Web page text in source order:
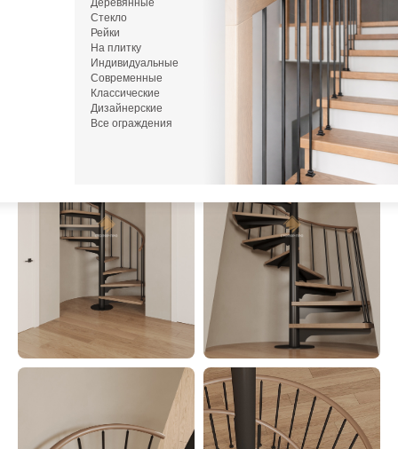
+7
Деревянные
Стекло
Рейки
На плитку
Индивидуальные
Современные
Классические
Дизайнерские
Все ограждения
или напишите нам в Telegram / MAX
До монтажа